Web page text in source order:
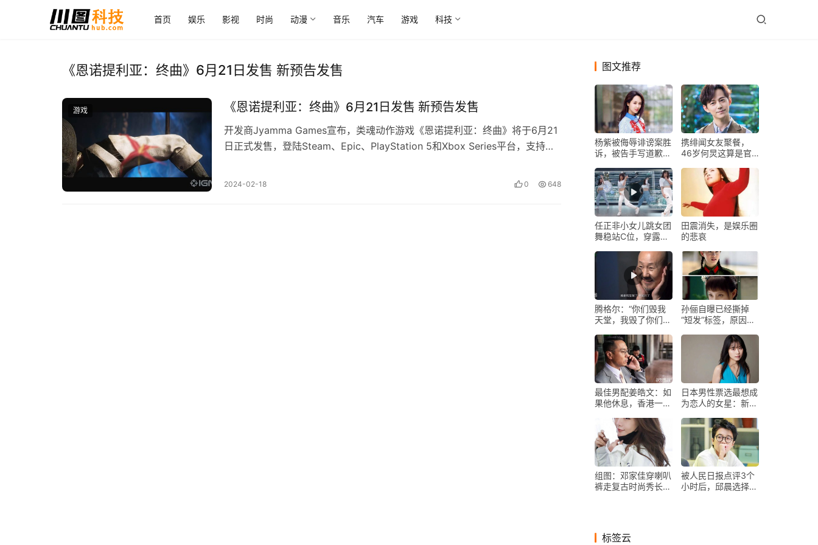
首页 娱乐 影视 时尚 动漫 音乐 汽车 游戏 科技
《恩诺提利亚：终曲》6月21日发售 新预告发售
游戏 《恩诺提利亚：终曲》6月21日发售 新预告发售
开发商Jyamma Games宣布，类魂动作游戏《恩诺提利亚：终曲》将于6月21
日正式发售，登陆Steam、Epic、PlayStation 5和Xbox Series平台，支持中
2024-02-18 0 648
图文推荐
杨紫被侮辱诽谤案胜
诉，被告手写道歉
五万五
携绯闻女友聚餐，
46岁何炅这算是官
任正非小女儿跳女团
舞稳站C位，穿露脐
人长腿吸睛
田震消失，是娱乐圈
的悲哀
腾格尔：“你们毁我
天堂，我毁了你们整
孙俪自曝已经撕掉
“短发”标签，原因是
最佳男配姜皓文：如
果他休息，香港一半
日本男性票选最想成
为恋人的女星：新垣
组图：邓家佳穿喇叭
裤走复古时尚秀长腿
被人民日报点评3个
小时后，邱晨选择公
标签云